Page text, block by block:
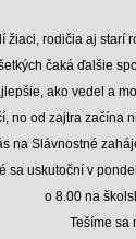
žiaci, rodičia aj starí
čaká ďalšie
ako vedel a
no od zajtra začína
na Slávnostné
sa uskutoční v
o 8.00 na
Tešíme sa